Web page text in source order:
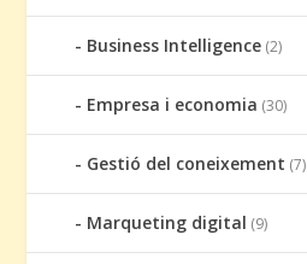
Business Intelligence (2)
Empresa i economia (30)
Gestió del coneixement (7)
Marqueting digital (9)